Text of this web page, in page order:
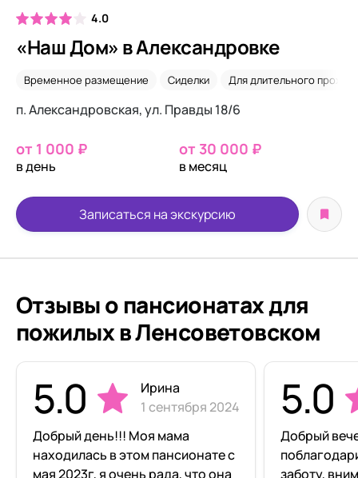
4.0
«Наш Дом» в Александровке
Временное размещение Сиделки Для длительного
п. Александровская, ул. Правды 18/6
от 1 000 ₽
в день
от 30 000 ₽
в месяц
Записаться на экскурсию
Отзывы о пансионатах для
пожилых в Ленсоветовском
5.0
Ирина
1 сентября 2024
Добрый день!!! Моя мама
находилась в этом пансионате с
мая 2023г, я очень рада, что она
5.0
Добрый
заботу,